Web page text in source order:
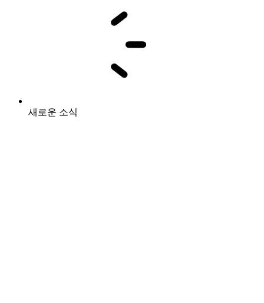
새로운 소식